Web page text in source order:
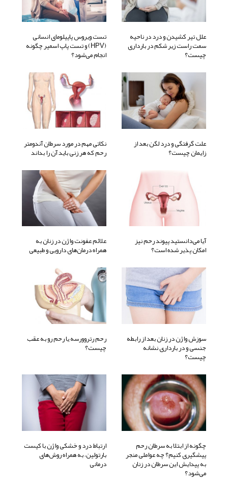
علل تیر کشیدن و درد در ناحیه
سمت راست زیر شکم در بارداری
چیست؟
تست ویروس پاپیلومای انسانی
(HPV) و تست پاپ اسمیر چگونه
انجام می‌شود؟
علت گرفتگی و درد لگن بعد از
زایمان چیست؟
نکاتی مهم در مورد سرطان آندومتر
رحم که هر زنی باید آن را بداند
آیا می‌دانستید پیوند رحم نیز
امکان پذیر شده است؟
علائم عفونت واژن در زنان به
همراه درمان‌های دارویی و طبیعی
سوزش واژن در زنان بعد از رابطه
جنسی و در بارداری نشانه
چیست؟
رحم رتروورسه یا رحم رو به عقب
چیست؟
چگونه از ابتلا به سرطان رحم
پیشگیری کنیم؟ چه عواملی منجر
به پیدایش این سرطان در زنان
می‌شود؟
ارتباط درد و خشکی واژن با کیست
بارتولین، به همراه روش‌های
درمانی